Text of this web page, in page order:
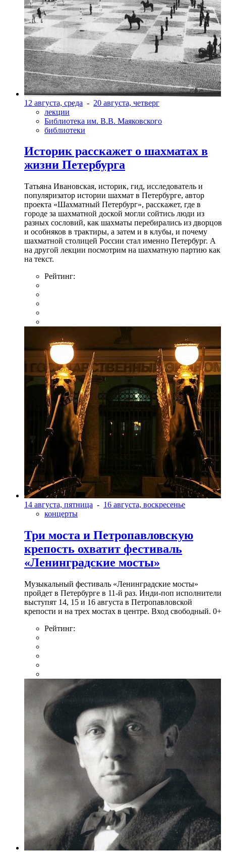
12 августа, среда - 20 августа, четверг
лекции
Библиотека им. В.В. Маяковского
библиотеки
Историк расскажет о шахматах в
жизни Петербурга
Татьяна Ивановская, историк, гид, исследователь и
популяризатор истории шахмат в Петербурге, автор
проекта «Шахматный Петербург», расскажет, где в
городе за шахматной доской могли сойтись люди из
разных сословий, как шахматы перебирались из дворцов
и особняков в трактиры, а затем и в клубы, и почему
шахматной столицей России стал именно Петербург. А
на другой лекции посмотрим на шахматную партию как
на текст.
Рейтинг:
14 августа, пятница - 16 августа, воскресенье
концерты
Три моста и Петропавловскую
крепость охватит фестиваль
«Ленинградские мосты»
Музыкальный фестиваль «Ленинградские мосты»
пройдет в Петербурге в 11-й раз. Инди-поп исполнители
выступят 14, 15 и 16 августа в Петропавловской
крепости и на трех мостах в центре. Вход свободный. 0+
Рейтинг: